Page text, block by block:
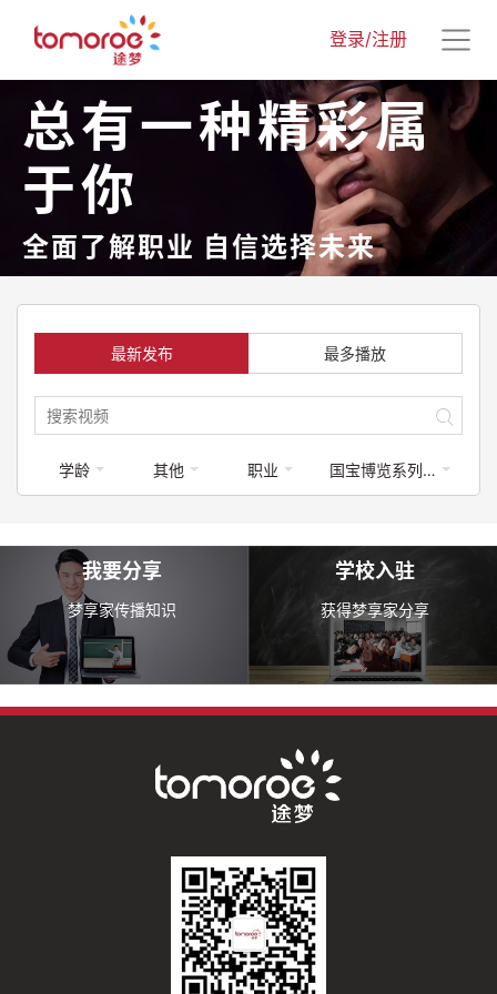
登录/注册
总有一种精彩属
于你
全面了解职业 自信选择未来
最新发布 最多播放
学龄 其他 职业 国宝博览系列课程
我要分享
梦享家传播知识
学校入驻
获得梦享家分享